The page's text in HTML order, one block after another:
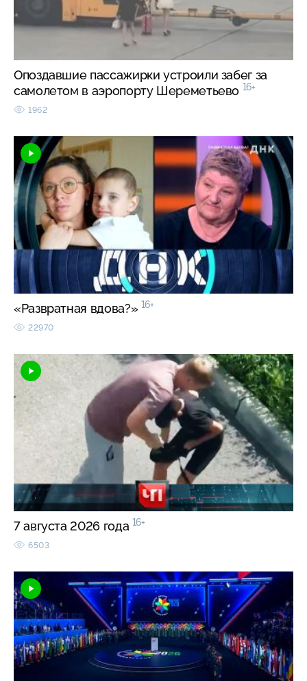
Опоздавшие пассажирки устроили забег за
самолетом в аэропорту Шереметьево 16+
1962
«Развратная вдова?» 16+
22970
7 августа 2026 года 16+
6503